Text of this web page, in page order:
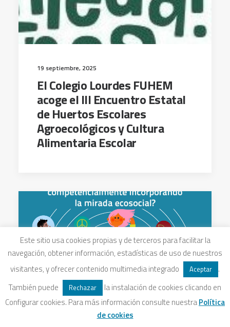
19 septiembre, 2025
El Colegio Lourdes FUHEM
acoge el III Encuentro Estatal
de Huertos Escolares
Agroecológicos y Cultura
Alimentaria Escolar
Este sitio usa cookies propias y de terceros para facilitar la
navegación, obtener información, estadísticas de uso de nuestros
visitantes, y ofrecer contenido multimedia integrado
Aceptar
.
También puede
Rechazar
la instalación de cookies clicando en
Configurar cookies. Para más información consulte nuestraPolítica
de cookies